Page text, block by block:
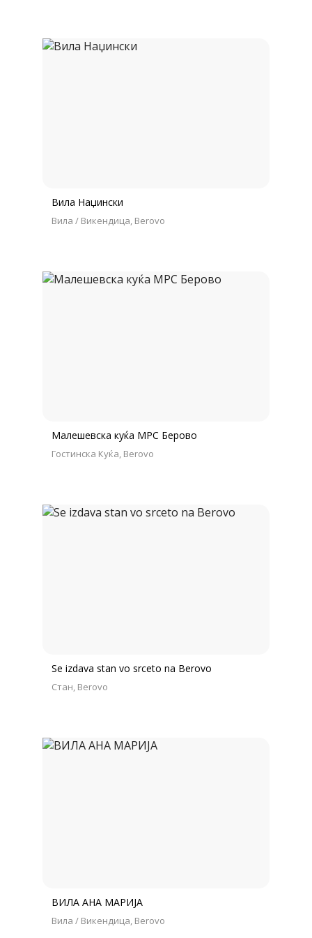
Вила Наџински
Вила / Викендица Berovo
Малешевска куќа МРС Берово
Гостинска Куќа Berovo
Se izdava stan vo srceto na Berovo
Стан Berovo
ВИЛА АНА МАРИЈА
Вила / Викендица Berovo